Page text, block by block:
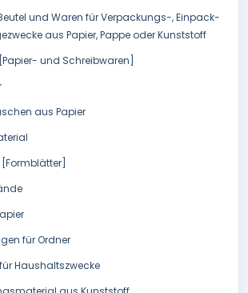
und Waren für Verpackungs-, Einpack-
aus Papier, Pappe oder Kunststoff
und Schreibwaren]
aus Papier
für Ordner
Haushaltszwecke